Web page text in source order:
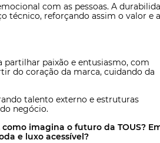
com as pessoas. A
técnico, reforçando assim o valor e a
paixão e entusiasmo, com
do coração da marca, cuidando da
talento externo e estruturas
negócio.
imagina o futuro da TOUS?
e luxo acessível?